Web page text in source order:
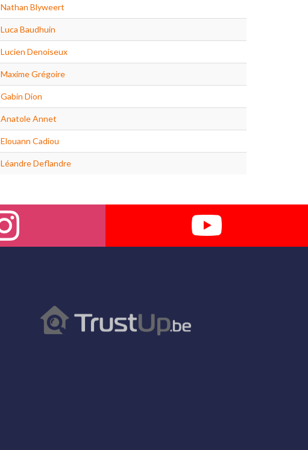
Nathan Blyweert
Luca Baudhuin
Lucien Denoiseux
Maxime Grégoire
Gabin Dion
Anatole Annet
Elouann Cadiou
Léandre Deflandre